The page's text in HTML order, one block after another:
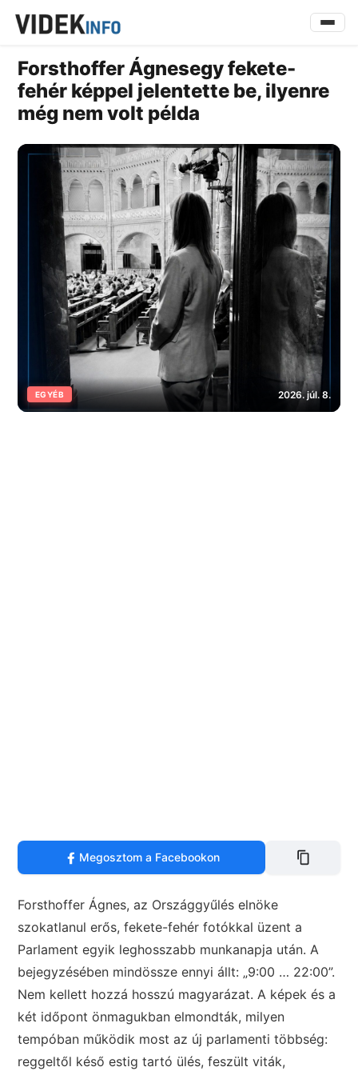
Forsthoffer Ágnesegy fekete-
fehér képpel jelentette be, ilyenre
még nem volt példa
EGYÉB 2026. júl. 8.
Megosztom a Facebookon
Forsthoffer Ágnes, az Országgyűlés elnöke
szokatlanul erős, fekete-fehér fotókkal üzent a
Parlament egyik leghosszabb munkanapja után. A
bejegyzésében mindössze ennyi állt: „9:00 … 22:00”.
Nem kellett hozzá hosszú magyarázat. A képek és a
két időpont önmagukban elmondták, milyen
tempóban működik most az új parlamenti többség:
reggeltől késő estig tartó ülés, feszült viták,